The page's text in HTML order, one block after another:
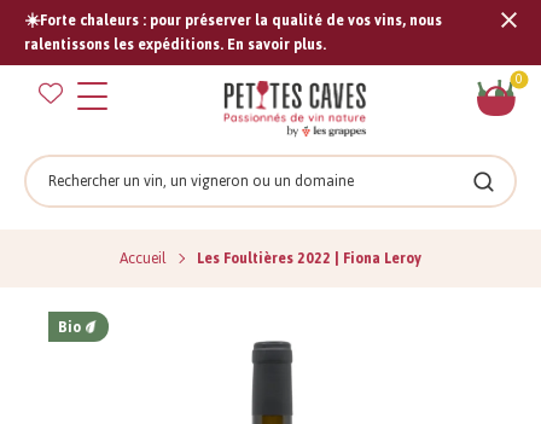
☀️Forte chaleurs : pour préserver la qualité de vos vins, nous
ralentissons les expéditions. En savoir plus.
0
Rechercher
Accueil Les Foultières 2022 | Fiona Leroy
Bio